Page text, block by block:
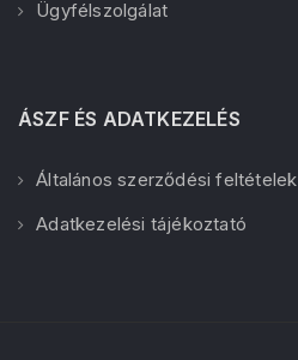
Ügyfélszolgálat
ÁSZF ÉS ADATKEZELÉS
Általános szerződési feltételek
Adatkezelési tájékoztató